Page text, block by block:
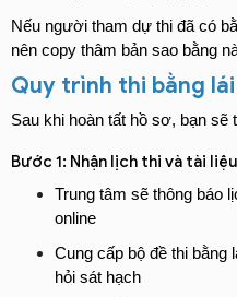
Nếu người tham dự thi đã có
nên copy thâm bản sao bằng
Quy trình thi bằng lái
Sau khi hoàn tất hồ sơ, bạn
Bước 1: Nhận lịch thi và tài
Trung tâm sẽ thông báo
online
Cung cấp bộ đề thi bằng
hỏi sát hạch